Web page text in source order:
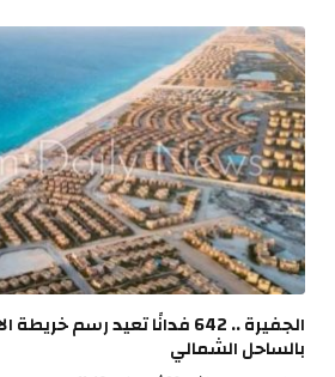
الجفيرة .. 642 فدانًا تعيد رسم
بالساحل الشمالي